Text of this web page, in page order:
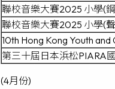
聯校音樂大賽2025 小學(
聯校音樂大賽2025 小學(
10th Hong Kong Youth and
第三十屆日本浜松PIARA
(4月份)